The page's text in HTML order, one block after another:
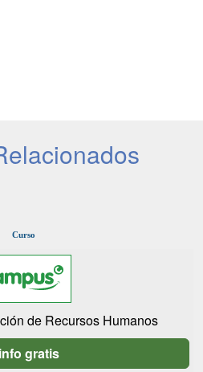
Curso
de Recursos Humanos
gratis